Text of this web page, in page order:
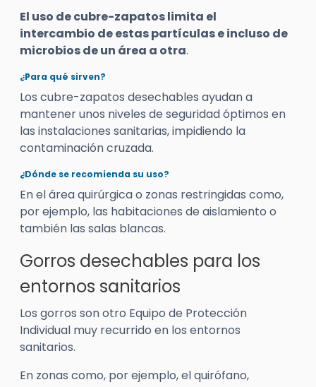
El uso de cubre-zapatos limita el
intercambio de estas partículas e incluso de
microbios de un área a otra.
¿Para qué sirven?
Los cubre-zapatos desechables ayudan a
mantener unos niveles de seguridad óptimos en
las instalaciones sanitarias, impidiendo la
contaminación cruzada.
¿Dónde se recomienda su uso?
En el área quirúrgica o zonas restringidas como,
por ejemplo, las habitaciones de aislamiento o
también las salas blancas.
Gorros desechables para los
entornos sanitarios
Los gorros son otro Equipo de Protección
Individual muy recurrido en los entornos
sanitarios.
En zonas como, por ejemplo, el quirófano,